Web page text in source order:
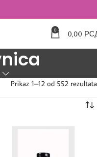
0 0,00
Prikaz 1–12 od 552 rezultata